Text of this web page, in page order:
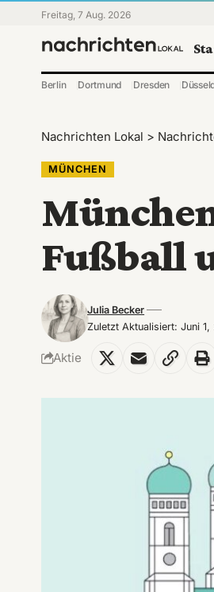
Freitag, 7 Aug. 2026
Berlin Dortmund Dresden
Nachrichten Lokal >
MÜNCHEN
Fußball
Zuletzt Aktualisiert: Juni
Julia Becker
Aktie